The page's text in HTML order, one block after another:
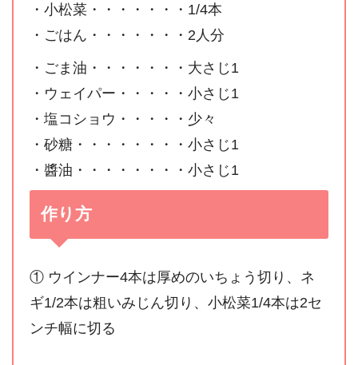
・小松菜・・・・・・・1/4本
・ごはん・・・・・・・2人分
・ごま油・・・・・・・大さじ1
・ウェイパー・・・・・小さじ1
・塩コショウ・・・・・少々
・砂糖・・・・・・・・小さじ1
・醬油・・・・・・・・小さじ1
作り方
① ウインナー4本は厚めのいちょう切り、ネ
ギ1/2本は粗いみじん切り、小松菜1/4本は2セ
ンチ幅に切る